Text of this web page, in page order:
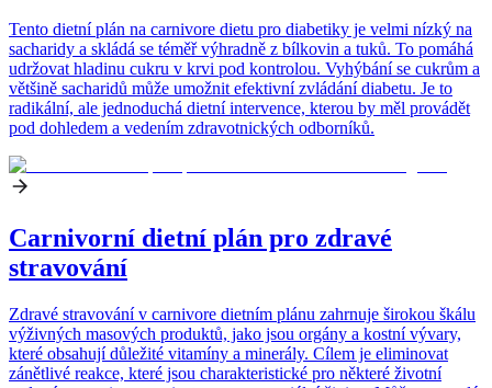
Tento dietní plán na carnivore dietu pro diabetiky je velmi nízký na
sacharidy a skládá se téměř výhradně z bílkovin a tuků. To pomáhá
udržovat hladinu cukru v krvi pod kontrolou. Vyhýbání se cukrům a
většině sacharidů může umožnit efektivní zvládání diabetu. Je to
radikální, ale jednoduchá dietní intervence, kterou by měl provádět
pod dohledem a vedením zdravotnických odborníků.
Carnivorní dietní plán pro zdravé
stravování
Zdravé stravování v carnivore dietním plánu zahrnuje širokou škálu
výživných masových produktů, jako jsou orgány a kostní vývary,
které obsahují důležité vitamíny a minerály. Cílem je eliminovat
zánětlivé reakce, které jsou charakteristické pro některé životní